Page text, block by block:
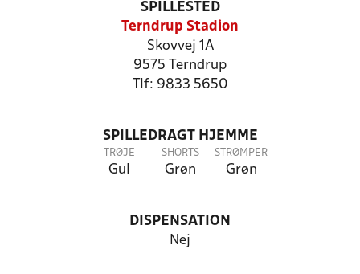
SPILLESTED
Terndrup Stadion
Skovvej 1A
9575 Terndrup
Tlf: 9833 5650
SPILLEDRAGT HJEMME
TRØJE
Gul
SHORTS
Grøn
STRØMPER
Grøn
DISPENSATION
Nej